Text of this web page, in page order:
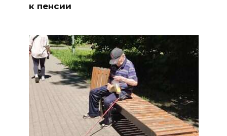
к пенсии